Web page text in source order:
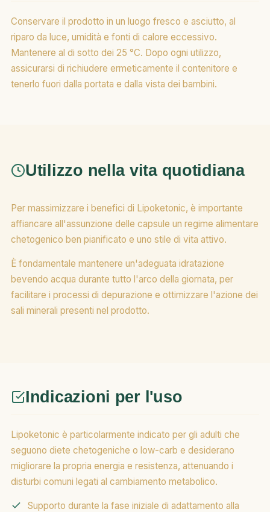
Conservare il prodotto in un luogo fresco e asciutto, al
riparo da luce, umidità e fonti di calore eccessivo.
Mantenere al di sotto dei 25 °C. Dopo ogni utilizzo,
assicurarsi di richiudere ermeticamente il contenitore e
tenerlo fuori dalla portata e dalla vista dei bambini.
Utilizzo nella vita quotidiana
Per massimizzare i benefici di Lipoketonic, è importante
affiancare all'assunzione delle capsule un regime alimentare
chetogenico ben pianificato e uno stile di vita attivo.
È fondamentale mantenere un'adeguata idratazione
bevendo acqua durante tutto l'arco della giornata, per
facilitare i processi di depurazione e ottimizzare l'azione dei
sali minerali presenti nel prodotto.
Indicazioni per l'uso
Lipoketonic è particolarmente indicato per gli adulti che
seguono diete chetogeniche o low-carb e desiderano
migliorare la propria energia e resistenza, attenuando i
disturbi comuni legati al cambiamento metabolico.
Supporto durante la fase iniziale di adattamento alla